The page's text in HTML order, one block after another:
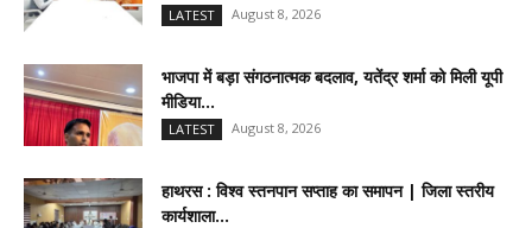
LATEST August 8, 2026
भाजपा में बड़ा संगठनात्मक बदलाव, यतेंद्र शर्मा को मिली यूपी
मीडिया...
LATEST August 8, 2026
हाथरस : विश्व स्तनपान सप्ताह का समापन | जिला स्तरीय
कार्यशाला...